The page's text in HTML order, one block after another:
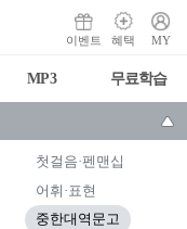
이벤트 혜택 MY
MP3 무료학습
첫걸음·펜맨십
어휘·표현
중한대역문고